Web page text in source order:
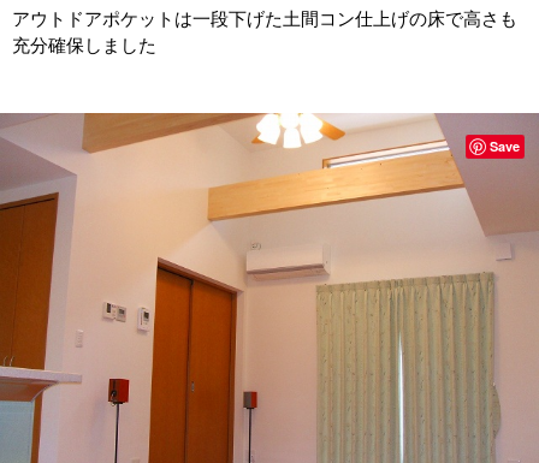
アウトドアポケットは一段下げた土間コン仕上げの床で高さも
充分確保しました
Save